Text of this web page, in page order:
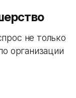
не только
организации